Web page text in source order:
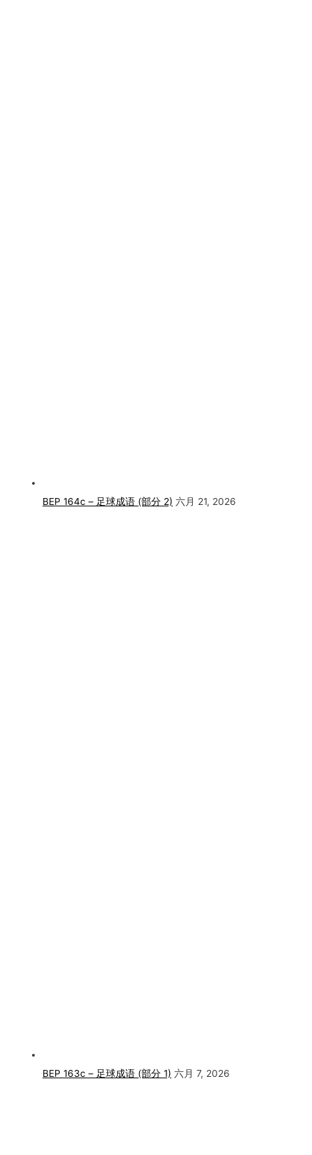
BEP 164c – 足球成语 (部分 2) 六月 21, 2026
BEP 163c – 足球成语 (部分 1) 六月 7, 2026